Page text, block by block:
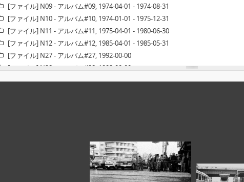
[ファイル] N09 - アルバム#09, 1974-04-01 - 1974-08-31
[ファイル] N10 - アルバム#10, 1974-01-01 - 1975-12-31
[ファイル] N11 - アルバム#11, 1975-04-01 - 1980-06-30
[ファイル] N12 - アルバム#12, 1985-04-01 - 1985-05-31
[ファイル] N27 - アルバム#27, 1992-00-00
[ファイル] N28 - アルバム#28, 1993-00-00